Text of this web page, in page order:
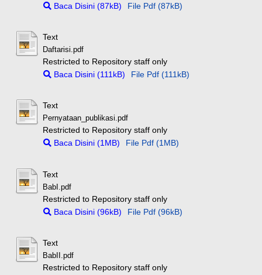
Baca Disini (87kB)
File Pdf (87kB)
Text
Daftarisi.pdf
Restricted to Repository staff only
Baca Disini (111kB)
File Pdf (111kB)
Text
Pernyataan_publikasi.pdf
Restricted to Repository staff only
Baca Disini (1MB)
File Pdf (1MB)
Text
BabI.pdf
Restricted to Repository staff only
Baca Disini (96kB)
File Pdf (96kB)
Text
BabII.pdf
Restricted to Repository staff only